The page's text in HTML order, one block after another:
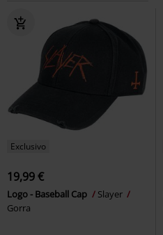
Exclusivo
19,99 €
Logo - Baseball Cap
Slayer
Gorra